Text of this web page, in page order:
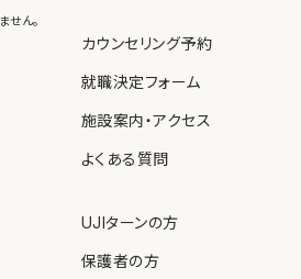
合わせ先
いる個人情報の取り扱いについ
あった場合、個人情報保護法
、適切かつ迅速に対応します。
せん。
カウンセリング予約
就職決定フォーム
施設案内・アクセス
よくある質問
UJIターンの方
保護者の方